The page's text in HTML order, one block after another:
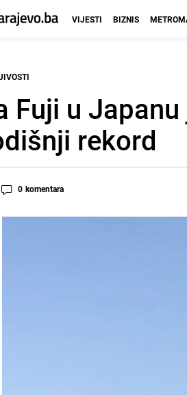
VIJESTI BIZNIS
Fuji u
rekord
0 komentara